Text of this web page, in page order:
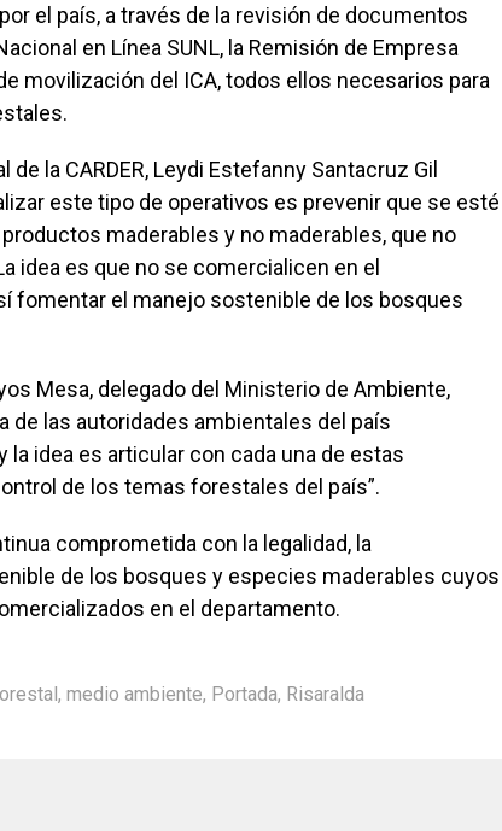
el país, a través de la revisión de documentos
en Línea SUNL, la Remisión de Empresa
movilización del ICA, todos ellos necesarios para
la CARDER, Leydi Estefanny Santacruz Gil
este tipo de operativos es prevenir que se esté
maderables y no maderables, que no
idea es que no se comercialicen en el
fomentar el manejo sostenible de los bosques
Mesa, delegado del Ministerio de Ambiente,
de las autoridades ambientales del país
la idea es articular con cada una de estas
de los temas forestales del país”.
comprometida con la legalidad, la
de los bosques y especies maderables cuyos
en el departamento.
, medio ambiente, Portada, Risaralda